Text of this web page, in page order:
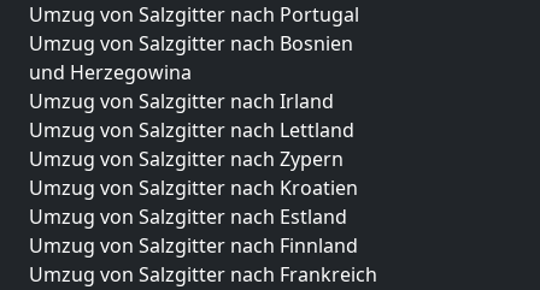
Umzug von Salzgitter nach Portugal
Umzug von Salzgitter nach Bosnien
und Herzegowina
Umzug von Salzgitter nach Irland
Umzug von Salzgitter nach Lettland
Umzug von Salzgitter nach Zypern
Umzug von Salzgitter nach Kroatien
Umzug von Salzgitter nach Estland
Umzug von Salzgitter nach Finnland
Umzug von Salzgitter nach Frankreich